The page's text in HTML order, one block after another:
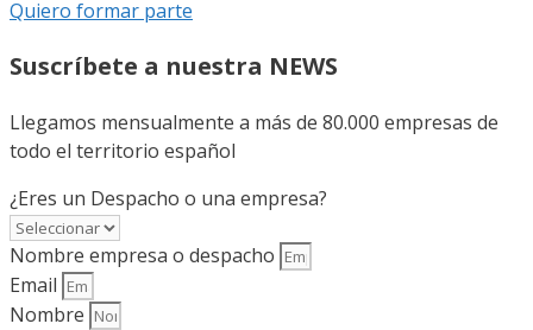
Quiero formar parte
Suscríbete a nuestra NEWS
Llegamos mensualmente a más de 80.000 empresas de
todo el territorio español
¿Eres un Despacho o una empresa?
Nombre empresa o despacho
Email
Nombre